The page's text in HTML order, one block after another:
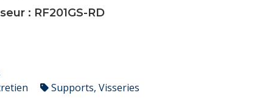
: RF201GS-RD
Supports, Visseries